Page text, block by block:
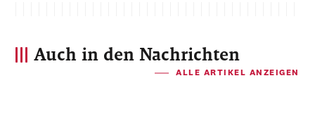
Auch in den Nachrichten
ALLE ARTIKEL ANZEIGEN